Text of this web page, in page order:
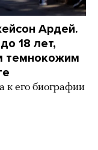
Ардей.
18 лет,
темнокожим
к его биографии